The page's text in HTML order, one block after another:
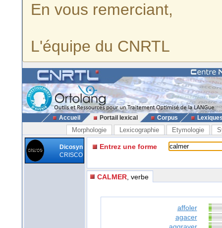
En vous remerciant,
L'équipe du CNRTL
Accueil Portail lexical Corpus
Morphologie Lexicographie Etymologie
Dicosyn
CRISCO
Entrez une forme
CALMER , verbe
affoler
agacer